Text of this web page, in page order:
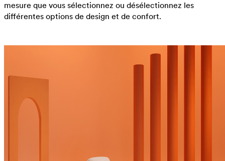
mesure que vous sélectionnez ou désélectionnez les
différentes options de design et de confort.